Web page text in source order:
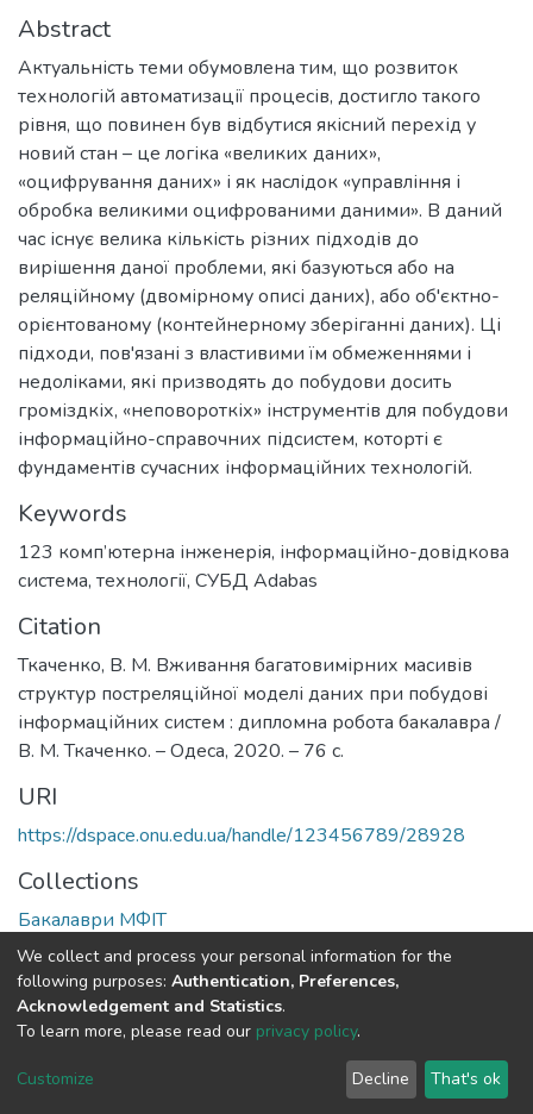
Abstract
Актуальність теми обумовлена тим, що розвиток
технологій автоматизації процесів, достигло такого
рівня, що повинен був відбутися якісний перехід у
новий стан – це логіка «великих даних»,
«оцифрування даних» і як наслідок «управління і
обробка великими оцифрованими даними». В даний
час існує велика кількість різних підходів до
вирішення даної проблеми, які базуються або на
реляційному (двомірному описі даних), або об'єктно-
орієнтованому (контейнерному зберіганні даних). Ці
підходи, пов'язані з властивими їм обмеженнями і
недоліками, які призводять до побудови досить
громіздкіх, «неповороткіх» інструментів для побудови
інформаційно-справочних підсистем, которті є
фундаментів сучасних інформаційних технологій.
Keywords
123 комп’ютерна інженерія, інформаційно-довідкова
система, технології, СУБД Adabas
Citation
Ткаченко, В. М. Вживання багатовимірних масивів
структур постреляційної моделі даних при побудові
інформаційних систем : дипломна робота бакалавра /
В. М. Ткаченко. – Одеса, 2020. – 76 с.
URI
https://dspace.onu.edu.ua/handle/123456789/28928
Collections
Бакалаври МФІТ
Full item page
DSpace software copyright © 2009-2026
Cookie
End User
Agreement
Send
Feedback
We collect and process your personal information for the
following purposes: Authentication, Preferences,
Acknowledgement and Statistics.
To learn more, please read our privacy policy.
Customize Decline That's ok